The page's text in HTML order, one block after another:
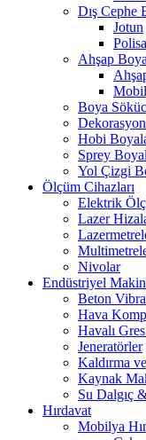
Dış Cephe
Jotun
Ahşap
Boya
Hobi
Sprey
Yol Çizgi
Ölçüm Cihazları
Elektrik
Lazer
Nivolar
Endüstriyel
Beton
Hava
Havalı
Jeneratörler
Kaldırma
Kaynak
Su Dalgıç
Hırdavat
Mobilya